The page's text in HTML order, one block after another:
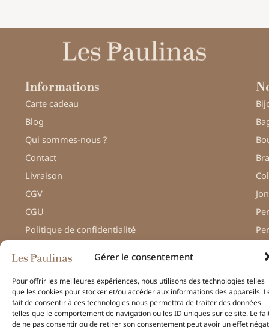
Gérer le consentement
Pour offrir les meilleures expériences, nous utilisons des technologies telles
que les cookies pour stocker et/ou accéder aux informations des appareils.
fait de consentir à ces technologies nous permettra de traiter des données
telles que le comportement de navigation ou les ID uniques sur ce site. Le
de ne pas consentir ou de retirer son consentement peut avoir un effet
Informations
Carte cadeau
Blog
Qui sommes-nous ?
Contact
Livraison
CGV
CGU
Politique de confidentialité
© Une réalisationH-TIC
– Les Paulinas –
Mentions légales